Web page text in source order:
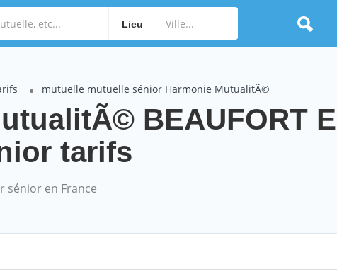
Lieu
mutuelle mutuelle sénior Harmonie MutualitÃ©
BEAUFORT
tarifs
sénior en France